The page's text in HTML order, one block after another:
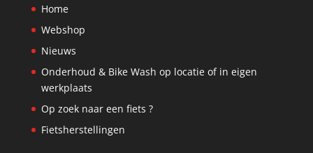
Home
Webshop
Nieuws
Onderhoud & Bike Wash op locatie of in eigen
werkplaats
Op zoek naar een fiets ?
Fietsherstellingen